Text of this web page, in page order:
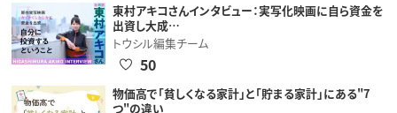
東村アキコさんインタビュー：実写化映画に自ら資金を
出資し大成…
トウシル編集チーム
50
物価高で「貧しくなる家計」と「貯まる家計」にある"7
つ"の違い